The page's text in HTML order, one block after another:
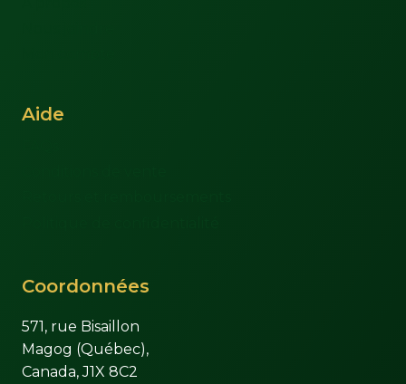
Aide
Coordonnées
571, rue Bisaillon
Magog (Québec),
Canada, J1X 8C2